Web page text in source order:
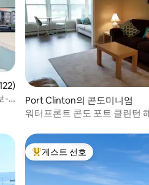
점(5점 만점), 후기 122개
-
Port Clinton의 콘도미니엄
워터프론트 콘도 포트 클린턴
상위 게스트 선호
게스트 선호